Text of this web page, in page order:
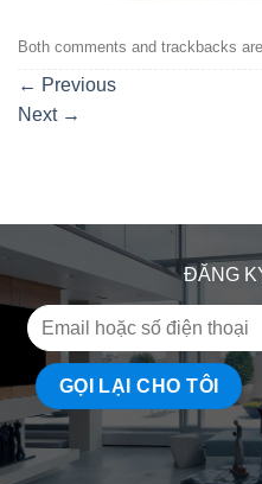
Both comments and trackbacks
← Previous
Next →
ĐĂNG